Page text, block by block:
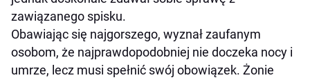
zawiązanego spisku.
Obawiając się najgorszego, wyznał zaufanym
osobom, że najprawdopodobniej nie doczeka nocy i
umrze, lecz musi spełnić swój obowiązek. Żonie